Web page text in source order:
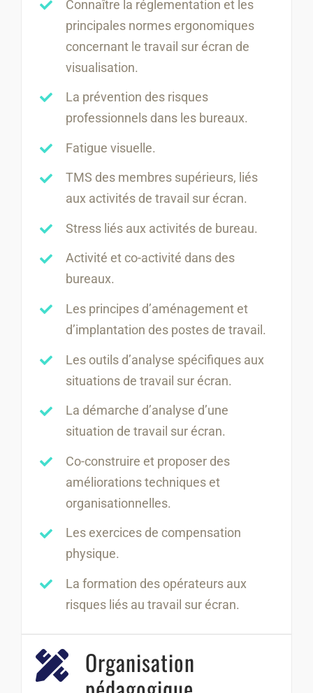
Connaître la réglementation et les
principales normes ergonomiques
concernant le travail sur écran de
visualisation.
La prévention des risques
professionnels dans les bureaux.
Fatigue visuelle.
TMS des membres supérieurs, liés
aux activités de travail sur écran.
Stress liés aux activités de bureau.
Activité et co-activité dans des
bureaux.
Les principes d’aménagement et
d’implantation des postes de travail.
Les outils d’analyse spécifiques aux
situations de travail sur écran.
La démarche d’analyse d’une
situation de travail sur écran.
Co-construire et proposer des
améliorations techniques et
organisationnelles.
Les exercices de compensation
physique.
La formation des opérateurs aux
risques liés au travail sur écran.
Organisation